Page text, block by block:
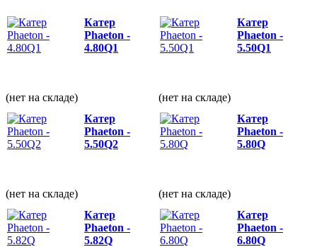
Катер
Phaeton -
4.80Q1
(нет на складе)
Катер
Phaeton -
5.50Q1
(нет на складе)
Катер
Phaeton -
5.50Q2
(нет на складе)
Катер
Phaeton -
5.80Q
(нет на складе)
Катер
Phaeton -
5.82Q
Катер
Phaeton -
6.80Q